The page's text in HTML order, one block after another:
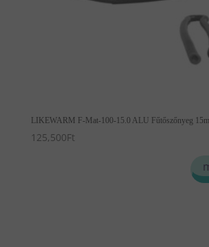
LIKEWARM F-Mat-100-15.0 ALU Fűtőszőnyeg
125,500Ft